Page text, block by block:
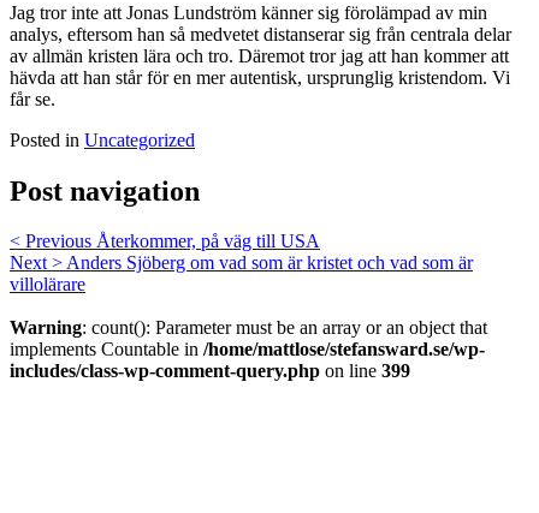
Jag tror inte att Jonas Lundström känner sig förolämpad av min
analys, eftersom han så medvetet distanserar sig från centrala delar
av allmän kristen lära och tro. Däremot tror jag att han kommer att
hävda att han står för en mer autentisk, ursprunglig kristendom. Vi
får se.
Posted in Uncategorized
Post navigation
< Previous Återkommer, på väg till USA
Next >Anders Sjöberg om vad som är kristet och vad som är
villolärare
Warning: count(): Parameter must be an array or an object that
implements Countable in /home/mattlose/stefansward.se/wp-
includes/class-wp-comment-query.php on line 399